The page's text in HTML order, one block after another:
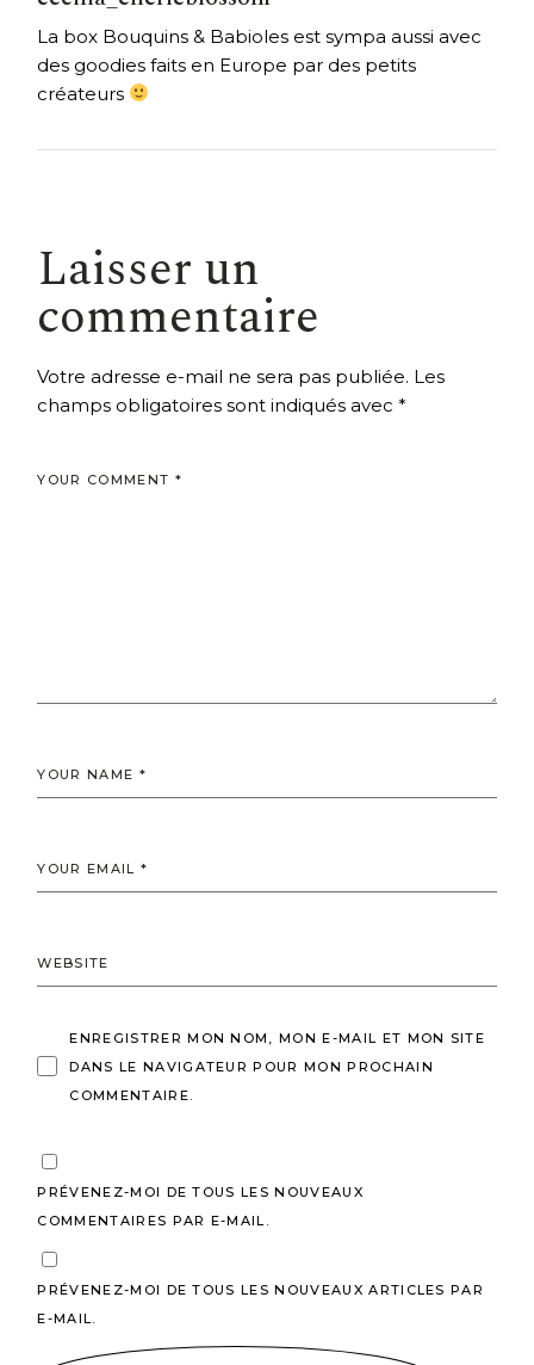
La box Bouquins & Babioles est sympa aussi avec
des goodies faits en Europe par des petits
créateurs
Laisser un
commentaire
Votre adresse e-mail ne sera pas publiée. Les
champs obligatoires sont indiqués avec*
ENREGISTRER MON NOM, MON E-MAIL ET MON SITE
DANS LE NAVIGATEUR POUR MON PROCHAIN
COMMENTAIRE.
PRÉVENEZ-MOI DE TOUS LES NOUVEAUX
COMMENTAIRES PAR E-MAIL.
PRÉVENEZ-MOI DE TOUS LES NOUVEAUX ARTICLES PAR
E-MAIL.